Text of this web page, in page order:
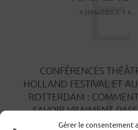
Gérer le consentement
4 SEMAINES IL Y A
CONFÉRENCES
HOLLAND FESTIVAL ET
ROTTERDAM :
SAVOIR VRAIMENT
1 MOIS IL Y A
T